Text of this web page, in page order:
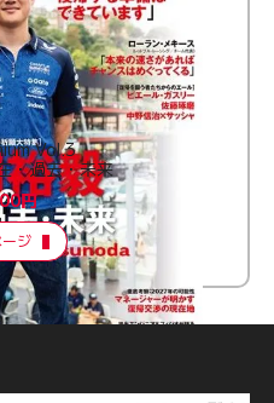
Vol.3
・過去・未来
円
ジ